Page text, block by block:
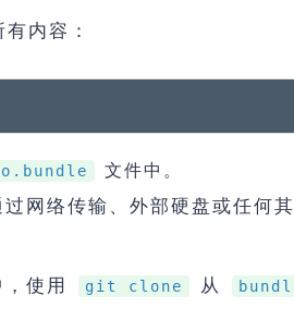
内容：
文件中。
过网络传输、外部硬盘或任何
使用 git clone 从